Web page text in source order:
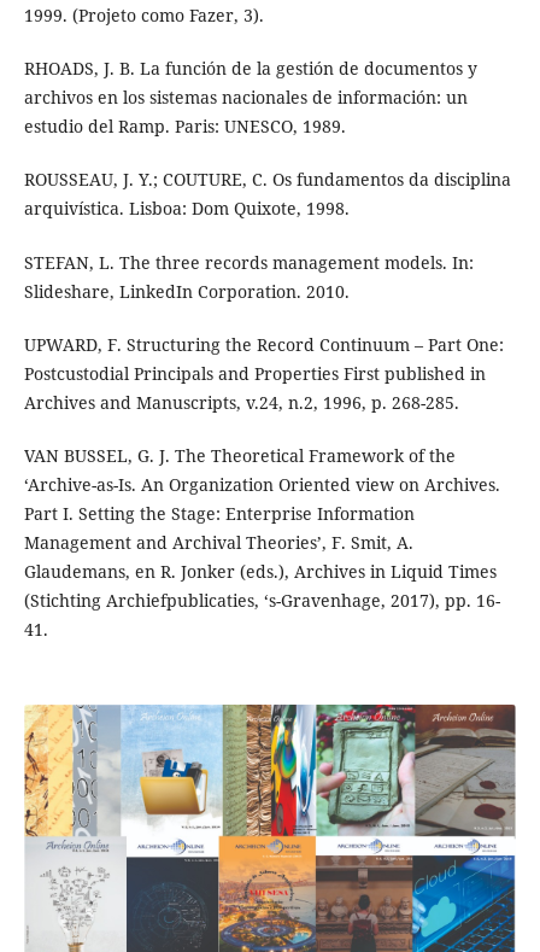
1999. (Projeto como Fazer, 3).
RHOADS, J. B. La función de la gestión de documentos y
archivos en los sistemas nacionales de información: un
estudio del Ramp. Paris: UNESCO, 1989.
ROUSSEAU, J. Y.; COUTURE, C. Os fundamentos da disciplina
arquivística. Lisboa: Dom Quixote, 1998.
STEFAN, L. The three records management models. In:
Slideshare, LinkedIn Corporation. 2010.
UPWARD, F. Structuring the Record Continuum – Part One:
Postcustodial Principals and Properties First published in
Archives and Manuscripts, v.24, n.2, 1996, p. 268-285.
VAN BUSSEL, G. J. The Theoretical Framework of the
‘Archive-as-Is. An Organization Oriented view on Archives.
Part I. Setting the Stage: Enterprise Information
Management and Archival Theories’, F. Smit, A.
Glaudemans, en R. Jonker (eds.), Archives in Liquid Times
(Stichting Archiefpublicaties, ‘s-Gravenhage, 2017), pp. 16-
41.